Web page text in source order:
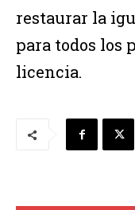
restaurar la
para todos los
licencia.